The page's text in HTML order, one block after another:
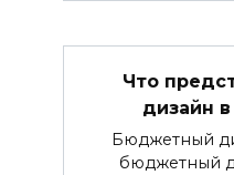
Что
дизайн
Бюджетный
бюджетный